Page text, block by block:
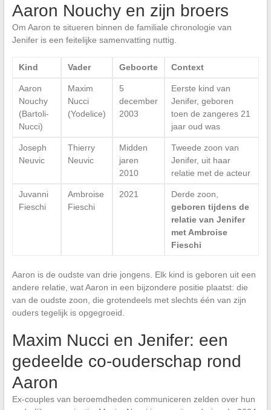
Aaron Nouchy en zijn broers
Om Aaron te situeren binnen de familiale chronologie van
Jenifer is een feitelijke samenvatting nuttig.
Kind Vader Geboorte Context
Aaron
Nouchy
(Bartoli-
Nucci)
Maxim
Nucci
(Yodelice)
5
december
2003
Eerste kind van
Jenifer, geboren
toen de zangeres 21
jaar oud was
Joseph
Neuvic
Thierry
Neuvic
Midden
jaren
2010
Tweede zoon van
Jenifer, uit haar
relatie met de acteur
Juvanni
Fieschi
Ambroise
Fieschi
2021
Derde zoon,
geboren tijdens de
relatie van Jenifer
met Ambroise
Fieschi
Aaron is de oudste van drie jongens. Elk kind is geboren uit een
andere relatie, wat Aaron in een bijzondere positie plaatst: die
van de oudste zoon, die grotendeels met slechts één van zijn
ouders tegelijk is opgegroeid.
Maxim Nucci en Jenifer: een
gedeelde co-ouderschap rond
Aaron
Ex-couples van beroemdheden communiceren zelden over hun